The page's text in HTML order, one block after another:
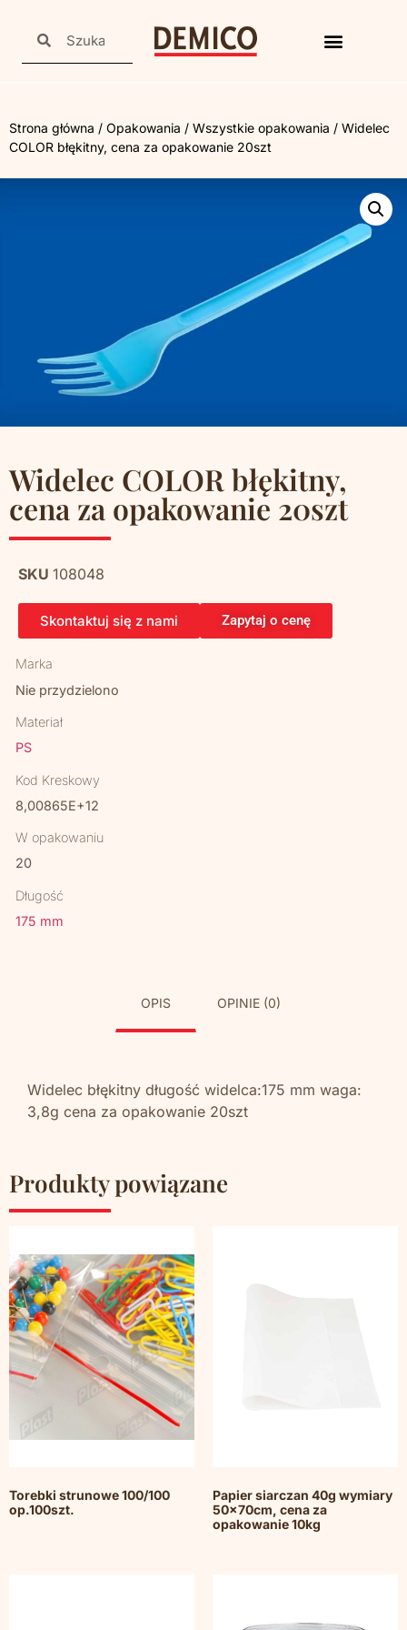
Strona główna / Opakowania / Wszystkie opakowania / Widelec
COLOR błękitny, cena za opakowanie 20szt
Widelec COLOR błękitny,
cena za opakowanie 20szt
SKU 108048
Skontaktuj się z nami Zapytaj o cenę
Marka
Nie przydzielono
Materiał
PS
Kod Kreskowy
8,00865E+12
W opakowaniu
20
Długość
175 mm
OPIS OPINIE (0)
Widelec błękitny długość widelca:175 mm waga:
3,8g cena za opakowanie 20szt
Produkty powiązane
Torebki strunowe 100/100
op.100szt.
Papier siarczan 40g wymiary
50x70cm, cena za
opakowanie 10kg